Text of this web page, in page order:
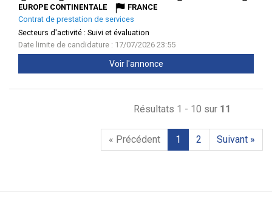
EUROPE CONTINENTALE
FRANCE
Contrat de prestation de services
Secteurs d'activité : Suivi et évaluation
Date limite de candidature : 17/07/2026 23:55
Voir l'annonce
Résultats 1 - 10 sur 11
« Précédent 1 2 Suivant »